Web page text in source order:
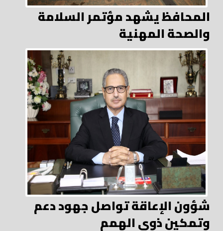
المحافظ يشهد مؤتمر السلامة
والصحة المهنية
شؤون الإعاقة تواصل جهود دعم
وتمكين ذوي الهمم